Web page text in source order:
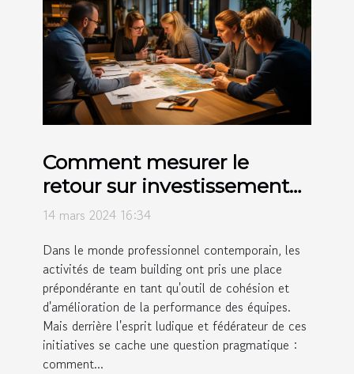
Comment mesurer le
retour sur investissement
des activités de team
entreprise
14 mars 2024 16:34
Dans le monde professionnel contemporain, les
activités de team building ont pris une place
prépondérante en tant qu'outil de cohésion et
d'amélioration de la performance des équipes.
Mais derrière l'esprit ludique et fédérateur de ces
initiatives se cache une question pragmatique :
comment...